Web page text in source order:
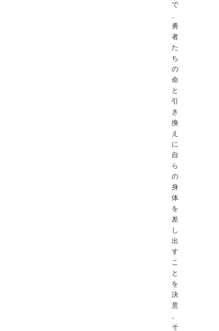
で
勇
者
た
ち
の
命
と
引
き
換
え
に
自
ら
の
身
体
を
差
し
出
す
こ
と
を
決
意
。
そ